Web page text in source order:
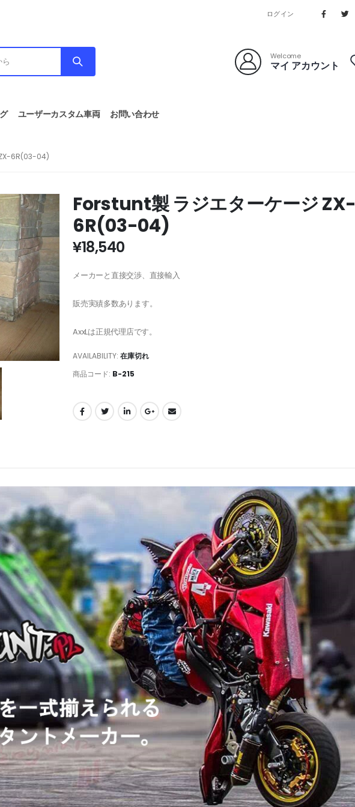
ログイン
Welcome
マイ アカウント
ユーザーカスタム車両 お問い合わせ
ZX-6R(03-04)
Forstunt製 ラジエターケージ ZX-
6R(03-04)
¥18,540
メーカーと直接交渉、直接輸入
販売実績多数あります。
AxxLは正規代理店です。
AVAILABILITY: 在庫切れ
商品コード: B-215